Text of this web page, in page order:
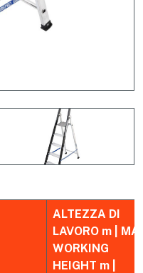
ALTEZZA DI
LAVORO m |
WORKING
HEIGHT m |